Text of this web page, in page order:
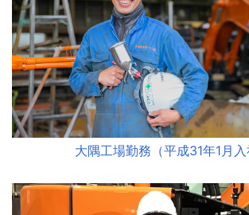
大隅工場勤務（平成31年1月入